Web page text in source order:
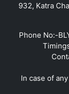
932, Katra
Phone No:-
In case of